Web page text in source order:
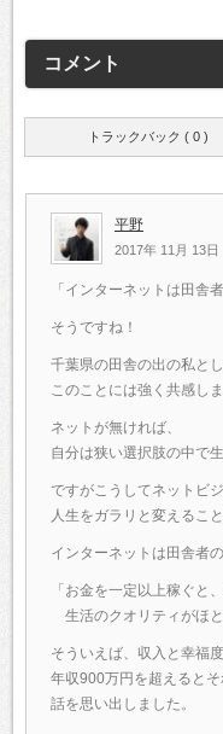
コメント
トラックバック ( 0 )
平野
2017年 11月 13日
「インターネットは田舎
そうですね！
千葉県の田舎の出の私とし
このことには強く共感しま
ネットが無ければ、
自分は狭い選択肢の中で
ですがこうしてネットビ
人生をガラリと変えるこ
インターネットは田舎者
「お金を一定以上稼ぐと
生活のクオリティがほ
そういえば、収入と幸福
年収900万円を超えると
話を思い出しました。